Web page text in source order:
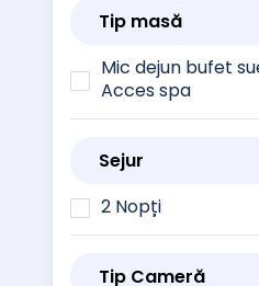
Tip masă
Mic dejun bufet
Acces spa
Sejur
2 Nopți
Tip Cameră